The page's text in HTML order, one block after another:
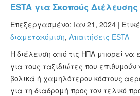
ESTA για Σκοπούς Διέλευσης
Επεξεργασμένο: Ιαν 21, 2024 |
διαμετακόμιση, Απαιτήσεις ESTA
Η διέλευση από τις ΗΠΑ μπορεί να
για τους ταξιδιώτες που επιθυμούν
βολικά ή χαμηλότερου κόστους
για τη διαδρομή προς τον τελικό